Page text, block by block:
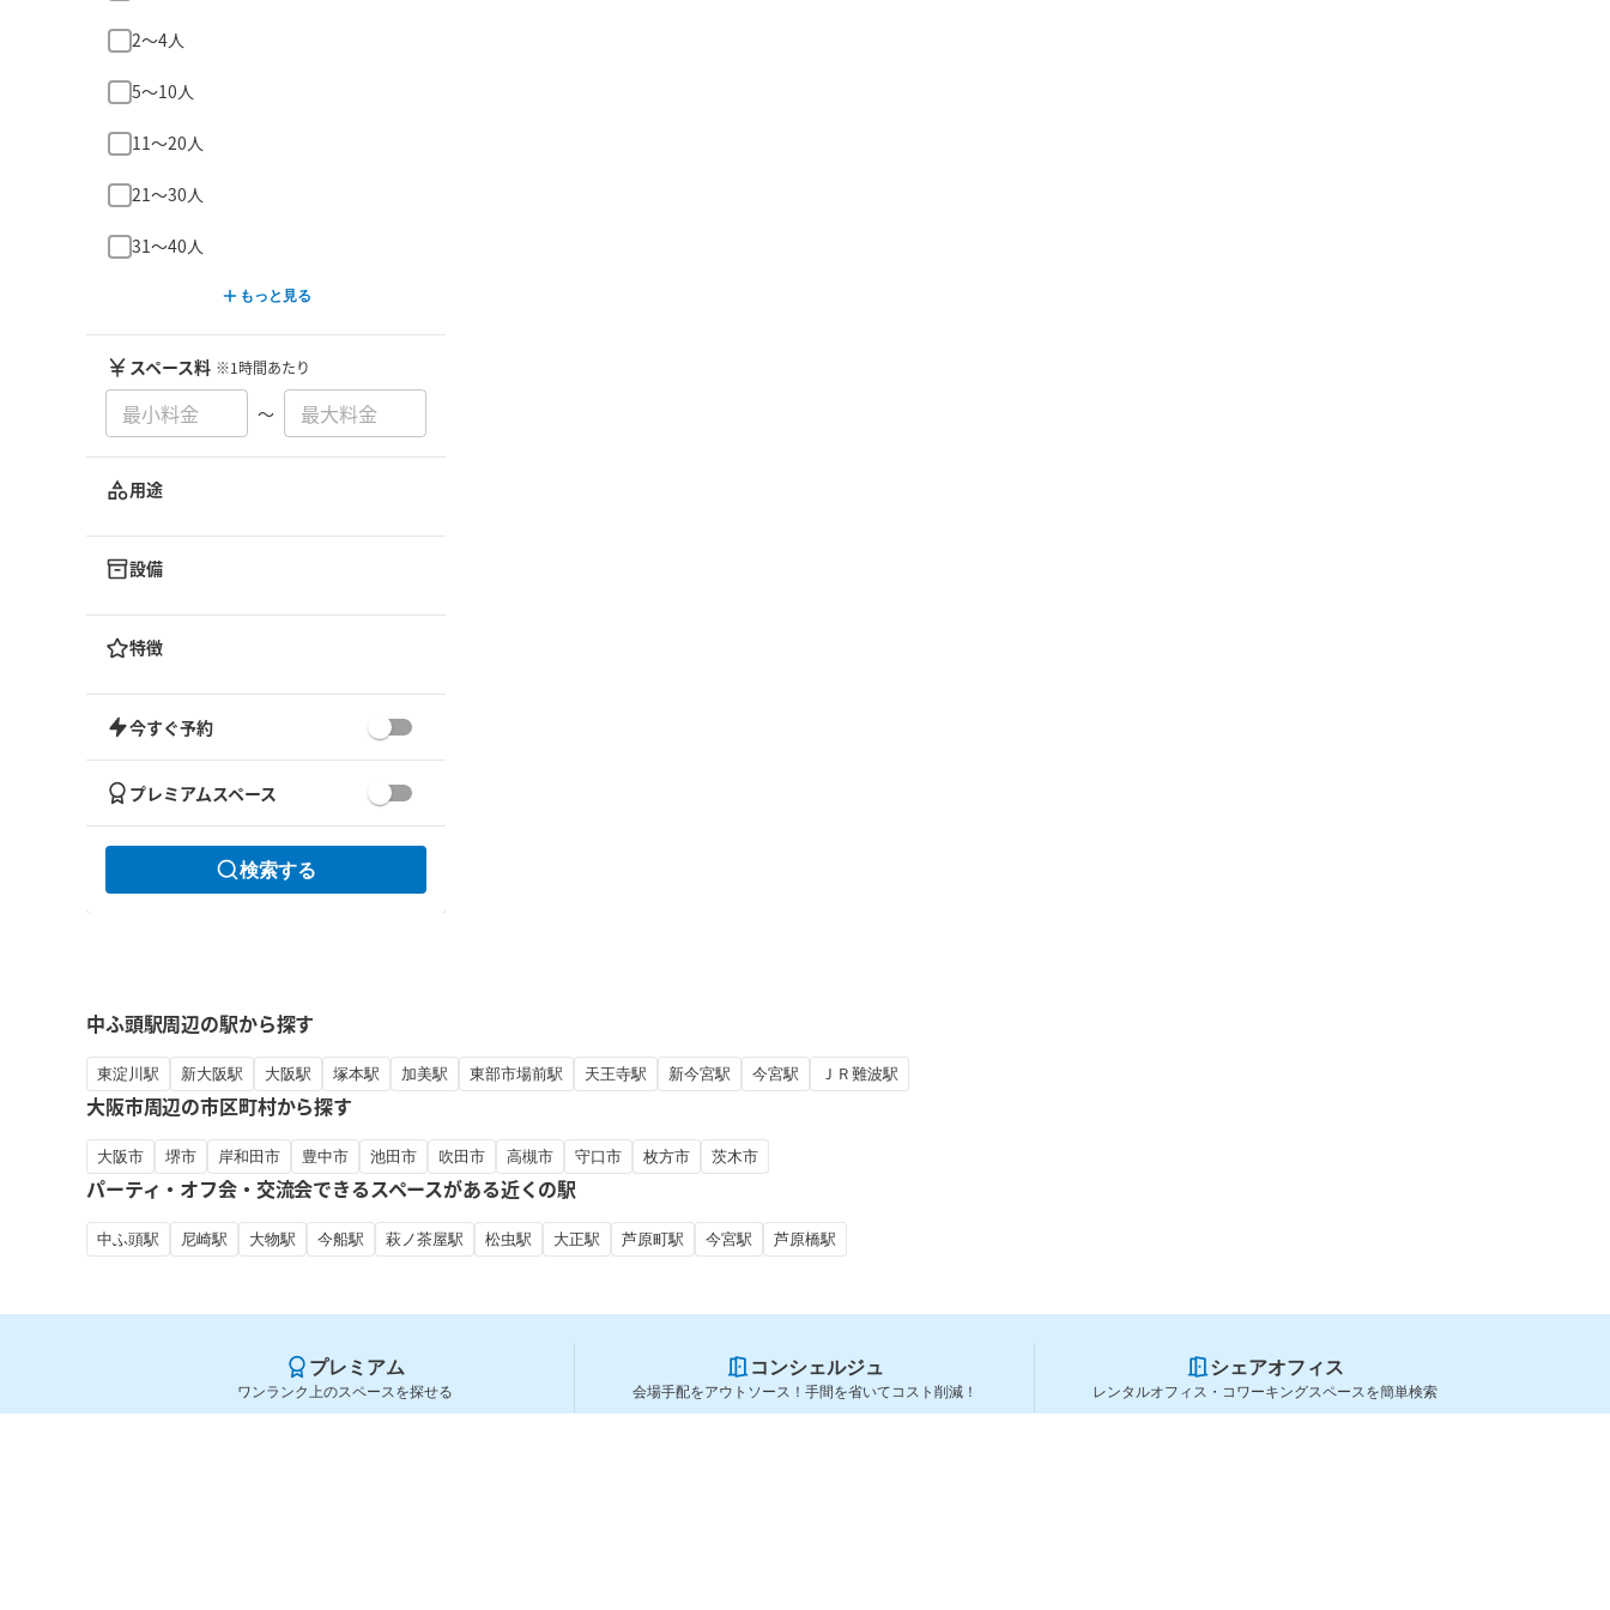
2〜4人
5〜10人
11〜20人
21〜30人
31〜40人
もっと見る
スペース料 ※1時間あたり
〜
用途
設備
特徴
今すぐ予約
プレミアムスペース
検索する
中ふ頭駅周辺の駅から探す
東淀川駅 新大阪駅 大阪駅 塚本駅 加美駅 東部市場前駅 天王寺駅 新今宮駅 今宮駅 ＪＲ難波駅
大阪市周辺の市区町村から探す
大阪市 堺市 岸和田市 豊中市 池田市 吹田市 高槻市 守口市 枚方市 茨木市
パーティ・オフ会・交流会できるスペースがある近くの駅
中ふ頭駅 尼崎駅 大物駅 今船駅 萩ノ茶屋駅 松虫駅 大正駅 芦原町駅 今宮駅 芦原橋駅
プレミアム
ワンランク上のスペースを探せる
コンシェルジュ
会場手配をアウトソース！手間を省いてコスト削減！
シェアオフィス
レンタルオフィス・コワーキングスペースを簡単検索